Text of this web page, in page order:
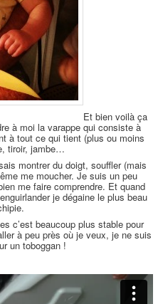
Et bien voilà ça
à moi la varappe qui consiste à
à tout ce qui tient (plus ou moins
tiroir, jambe…
montrer du doigt, souffler (mais
me moucher. Je suis un peu
me faire comprendre. Et quand
je dégaine le plus beau
c’est beaucoup plus stable pour
à peu près où je veux, je ne suis
un toboggan !